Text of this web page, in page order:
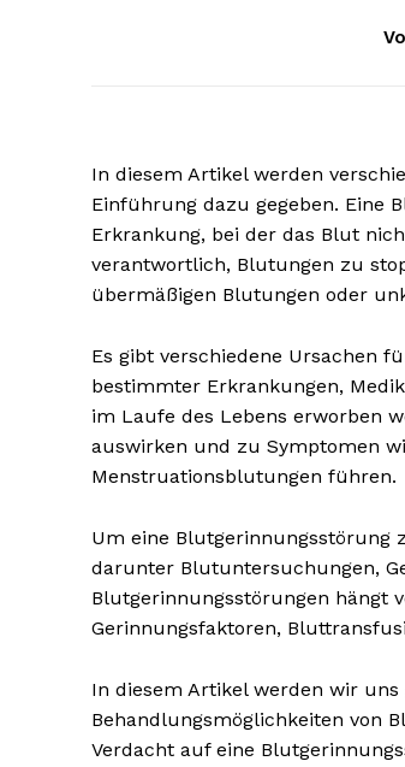
In diesem Artikel werden
Einführung dazu gegeben. Eine
Erkrankung, bei der das Blut
verantwortlich, Blutungen zu
übermäßigen Blutungen oder
Es gibt verschiedene Ursachen
bestimmter Erkrankungen,
im Laufe des Lebens erworben
auswirken und zu Symptomen
Menstruationsblutungen führen.
Um eine Blutgerinnungsstörung
darunter Blutuntersuchungen,
Blutgerinnungsstörungen hängt
Gerinnungsfaktoren,
In diesem Artikel werden wir
Behandlungsmöglichkeiten von
Verdacht auf eine